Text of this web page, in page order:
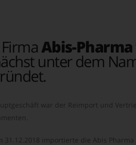
Abis-Pharma
unter dem
war der Reimport und
31.12.2018 importierte die Abis